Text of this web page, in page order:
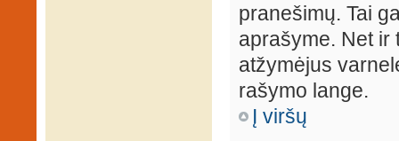
pranešimų. Tai
aprašyme. Net ir
atžymėjus
rašymo lange.
Į viršų